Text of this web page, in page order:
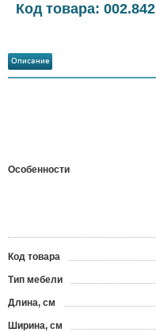
Код товара: 002.842
Описание
Особенности
Код товара
Тип мебели
Длина, см
Ширина, см